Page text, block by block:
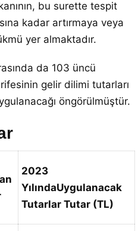
bu surette tespit
kadar artırmaya veya
yer almaktadır.
da 103 üncü
gelir dilimi tutarları
öngörülmüştür.
2023
YılındaUygulanacak
Tutarlar Tutar (TL)